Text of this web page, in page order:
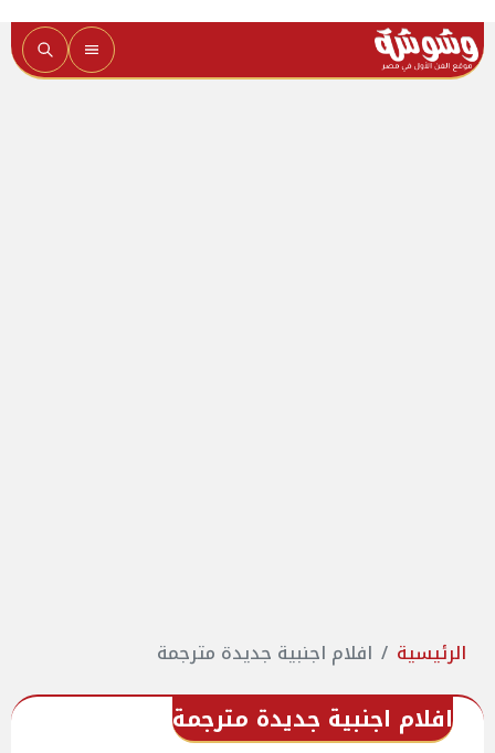
الرئيسية افلام اجنبية جديدة مترجمة
افلام اجنبية جديدة مترجمة